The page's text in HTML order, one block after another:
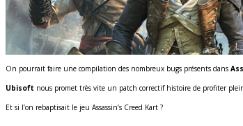
On pourrait faire une compilation des nombreux bugs présents dans
Ubisoft nous promet très vite un patch correctif histoire de profiter
Et si l’on rebaptisait le jeu Assassin’s Creed Kart ?